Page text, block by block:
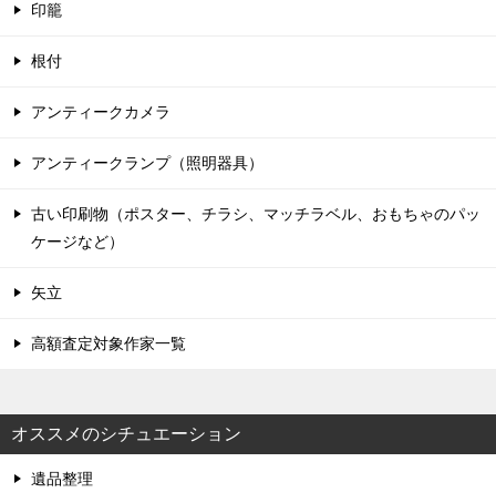
印籠
根付
アンティークカメラ
アンティークランプ（照明器具）
古い印刷物（ポスター、チラシ、マッチラベル、おもちゃのパッ
ケージなど）
矢立
高額査定対象作家一覧
オススメのシチュエーション
遺品整理